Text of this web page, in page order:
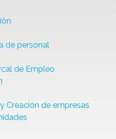
de personal
de Empleo
Creación de empresas